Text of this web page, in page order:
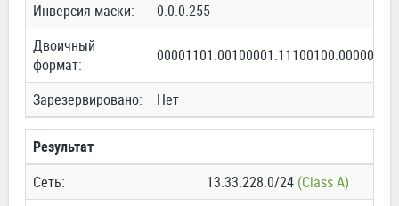
Инверсия маски:
0.0.0.255
Двоичный
формат:
00001101.00100001.11100100.00000000
Зарезервировано: Нет
Результат
Сеть:
13.33.228.0/24 (Class A)